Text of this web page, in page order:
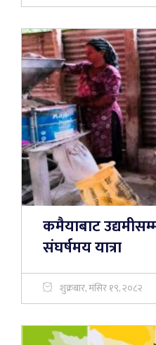
कमैयाबाट
संघर्षमय यात्रा
शुक्रबार, मंसिर १९, २०८२